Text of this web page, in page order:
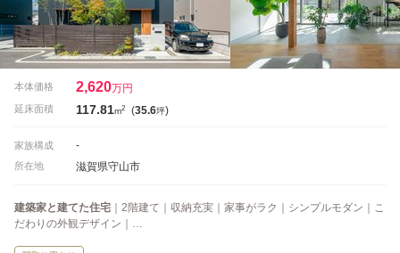
本体価格 2,620万円
延床面積 117.81m2 (35.6坪)
家族構成 -
所在地 滋賀県守山市
建築家と建てた住宅 ｜2階建て｜収納充実｜家事がラク｜シンプルモダン｜こ
だわりの外観デザイン｜…